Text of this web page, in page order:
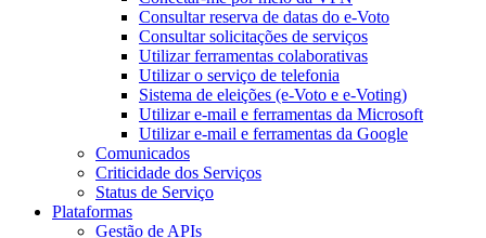
Consultar reserva de datas do e-Voto
Consultar solicitações de serviços
Utilizar ferramentas colaborativas
Utilizar o serviço de telefonia
Sistema de eleições (e-Voto e e-Voting)
Utilizar e-mail e ferramentas da Microsoft
Utilizar e-mail e ferramentas da Google
Comunicados
Criticidade dos Serviços
Status de Serviço
Plataformas
Gestão de APIs